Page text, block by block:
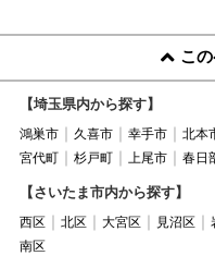
こ
【埼玉県内から探す】
鴻巣市 久喜市 幸手市 北本
宮代町
杉戸町 上尾市 春日
【さいたま市内から探す】
西区 北区 大宮区 見沼区
南区